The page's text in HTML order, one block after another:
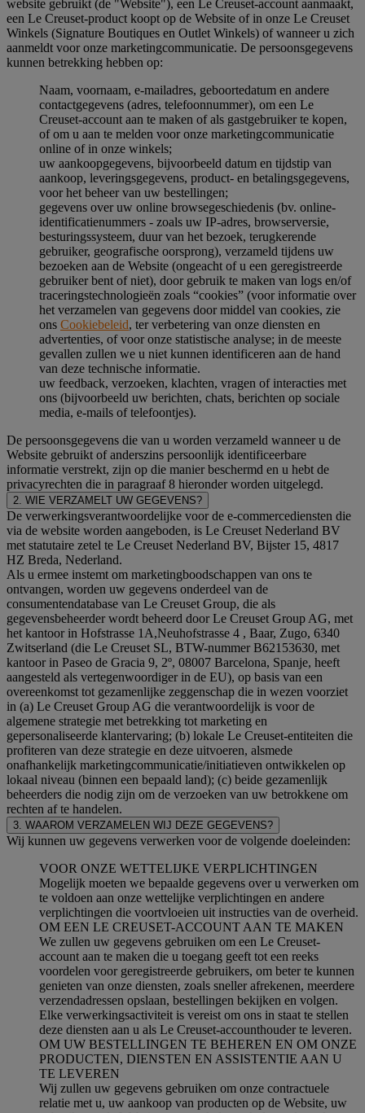
website gebruikt (de "Website"), een Le Creuset-account aanmaakt,
een Le Creuset-product koopt op de Website of in onze Le Creuset
Winkels (Signature Boutiques en Outlet Winkels) of wanneer u zich
aanmeldt voor onze marketingcommunicatie. De persoonsgegevens
kunnen betrekking hebben op:
Naam, voornaam, e-mailadres, geboortedatum en andere
contactgegevens (adres, telefoonnummer), om een Le
Creuset-account aan te maken of als gastgebruiker te kopen,
of om u aan te melden voor onze marketingcommunicatie
online of in onze winkels;
uw aankoopgegevens, bijvoorbeeld datum en tijdstip van
aankoop, leveringsgegevens, product- en betalingsgegevens,
voor het beheer van uw bestellingen;
gegevens over uw online browsegeschiedenis (bv. online-
identificatienummers - zoals uw IP-adres, browserversie,
besturingssysteem, duur van het bezoek, terugkerende
gebruiker, geografische oorsprong), verzameld tijdens uw
bezoeken aan de Website (ongeacht of u een geregistreerde
gebruiker bent of niet), door gebruik te maken van logs en/of
traceringstechnologieën zoals “cookies” (voor informatie over
het verzamelen van gegevens door middel van cookies, zie
ons Cookiebeleid, ter verbetering van onze diensten en
advertenties, of voor onze statistische analyse; in de meeste
gevallen zullen we u niet kunnen identificeren aan de hand
van deze technische informatie.
uw feedback, verzoeken, klachten, vragen of interacties met
ons (bijvoorbeeld uw berichten, chats, berichten op sociale
media, e-mails of telefoontjes).
De persoonsgegevens die van u worden verzameld wanneer u de
Website gebruikt of anderszins persoonlijk identificeerbare
informatie verstrekt, zijn op die manier beschermd en u hebt de
privacyrechten die in paragraaf 8 hieronder worden uitgelegd.
2. WIE VERZAMELT UW GEGEVENS?
De verwerkingsverantwoordelijke voor de e-commercediensten die
via de website worden aangeboden, is Le Creuset Nederland BV
met statutaire zetel te Le Creuset Nederland BV, Bijster 15, 4817
HZ Breda, Nederland.
Als u ermee instemt om marketingboodschappen van ons te
ontvangen, worden uw gegevens onderdeel van de
consumentendatabase van Le Creuset Group, die als
gegevensbeheerder wordt beheerd door Le Creuset Group AG, met
het kantoor in Hofstrasse 1A,Neuhofstrasse 4 , Baar, Zugo, 6340
Zwitserland (die Le Creuset SL, BTW-nummer B62153630, met
kantoor in Paseo de Gracia 9, 2º, 08007 Barcelona, Spanje, heeft
aangesteld als vertegenwoordiger in de EU), op basis van een
overeenkomst tot gezamenlijke zeggenschap die in wezen voorziet
in (a) Le Creuset Group AG die verantwoordelijk is voor de
algemene strategie met betrekking tot marketing en
gepersonaliseerde klantervaring; (b) lokale Le Creuset-entiteiten die
profiteren van deze strategie en deze uitvoeren, alsmede
onafhankelijk marketingcommunicatie/initiatieven ontwikkelen op
lokaal niveau (binnen een bepaald land); (c) beide gezamenlijk
beheerders die nodig zijn om de verzoeken van uw betrokkene om
rechten af te handelen.
3. WAAROM VERZAMELEN WIJ DEZE GEGEVENS?
Wij kunnen uw gegevens verwerken voor de volgende doeleinden:
VOOR ONZE WETTELIJKE VERPLICHTINGEN
Mogelijk moeten we bepaalde gegevens over u verwerken om
te voldoen aan onze wettelijke verplichtingen en andere
verplichtingen die voortvloeien uit instructies van de overheid.
OM EEN LE CREUSET-ACCOUNT AAN TE MAKEN
We zullen uw gegevens gebruiken om een Le Creuset-
account aan te maken die u toegang geeft tot een reeks
voordelen voor geregistreerde gebruikers, om beter te kunnen
genieten van onze diensten, zoals sneller afrekenen, meerdere
verzendadressen opslaan, bestellingen bekijken en volgen.
Elke verwerkingsactiviteit is vereist om ons in staat te stellen
deze diensten aan u als Le Creuset-accounthouder te leveren.
OM UW BESTELLINGEN TE BEHEREN EN OM ONZE
PRODUCTEN, DIENSTEN EN ASSISTENTIE AAN U
TE LEVEREN
Wij zullen uw gegevens gebruiken om onze contractuele
relatie met u, uw aankoop van producten op de Website, uw